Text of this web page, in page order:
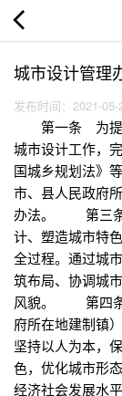
城市设计管理
发布时间：2021-
第一条 为提高
城市设计工作，
国城乡规划法
市、县人民政府
办法。 第三条
计、塑造城市特
全过程。通过城
筑布局、协调城
风貌。 第四条
府所在地建制镇
坚持以人为本，
色，优化城市形
经济社会发展水